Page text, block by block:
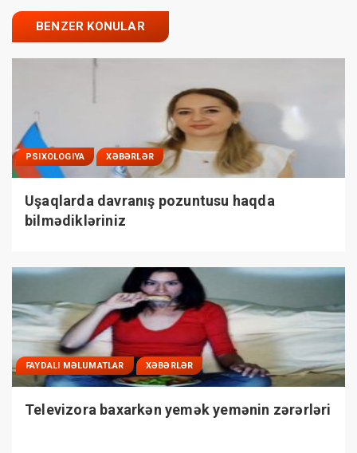
BENZER KONULAR
PSIXOLOGIYA XƏBƏRLƏR
Uşaqlarda davranış pozuntusu haqda
bilmədikləriniz
FAYDALI MƏLUMATLAR XƏBƏRLƏR
Televizora baxarkən yemək yemənin zərərləri